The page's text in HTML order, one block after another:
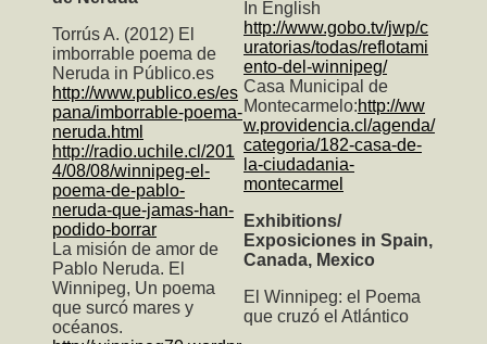
Torrús A. (2012) El
imborrable poema de
Neruda in Público.es
http://www.publico.es/es
pana/imborrable-poema-
neruda.html
http://radio.uchile.cl/201
4/08/08/winnipeg-el-
poema-de-pablo-
neruda-que-jamas-han-
podido-borrar
La misión de amor de
Pablo Neruda. El
Winnipeg, Un poema
que surcó mares y
océanos.
In English
http://www.gobo.tv/jwp/c
uratorias/todas/reflotami
ento-del-winnipeg/
Casa Municipal de
Montecarmelo:http://ww
w.providencia.cl/agenda/
categoria/182-casa-de-
la-ciudadania-
montecarmel
Exhibitions/
Exposiciones in Spain,
Canada, Mexico
El Winnipeg: el Poema
que cruzó el Atlántico